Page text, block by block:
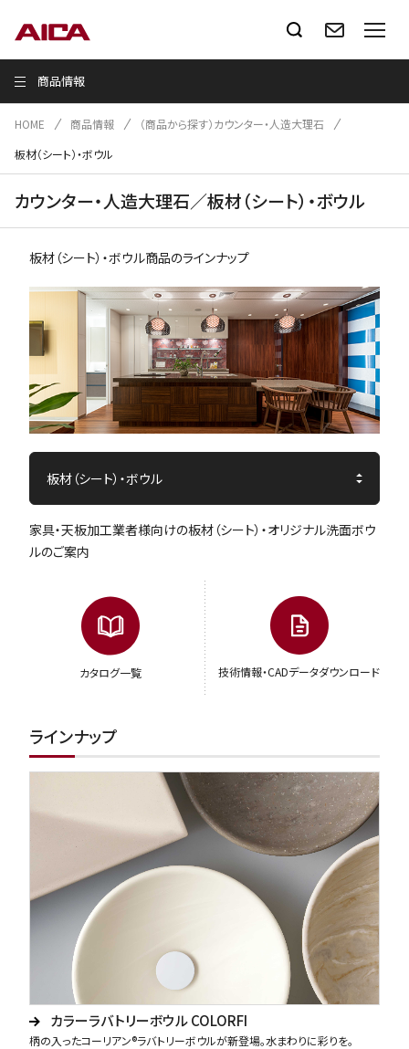
商品情報
HOME 商品情報
（商品から探す）カウンター・人造大理石
板材（シート）・ボウル
カウンター・人造大理石／板材（シート）・ボウル
板材（シート）・ボウル商品のラインナップ
家具・天板加工業者様向けの板材（シート）・オリジナル洗面ボウ
ルのご案内
カタログ一覧 技術情報・CADデータダウンロード
ラインナップ
カラーラバトリーボウル COLORFI
柄の入ったコーリアン®ラバトリーボウルが新登場。水まわりに彩りを。